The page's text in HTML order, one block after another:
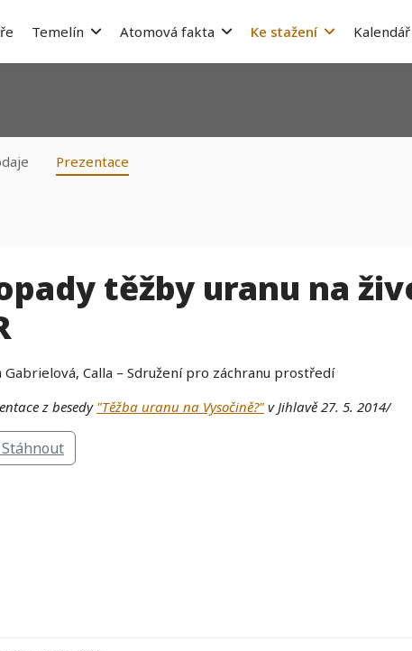
Temelín Atomová fakta Ke stažení
Prezentace
těžby uranu na
Gabrielová, Calla – Sdružení pro záchranu prostředí
z besedy"Těžba uranu na Vysočině?" v Jihlavě 27. 5. 2014/
Stáhnout